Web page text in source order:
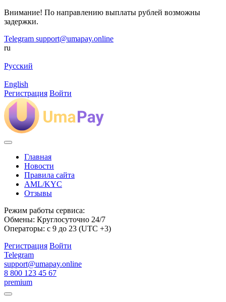
Внимание! По направлению выплаты рублей возможны
задержки.
Telegram support@umapay.online
ru
Русский
English
Регистрация Войти
Главная
Новости
Правила сайта
AML/KYC
Отзывы
Режим работы сервиса:
Обмены: Круглосуточно 24/7
Операторы: с 9 до 23 (UTC +3)
Регистрация Войти
Telegram
support@umapay.online
8 800 123 45 67
premium